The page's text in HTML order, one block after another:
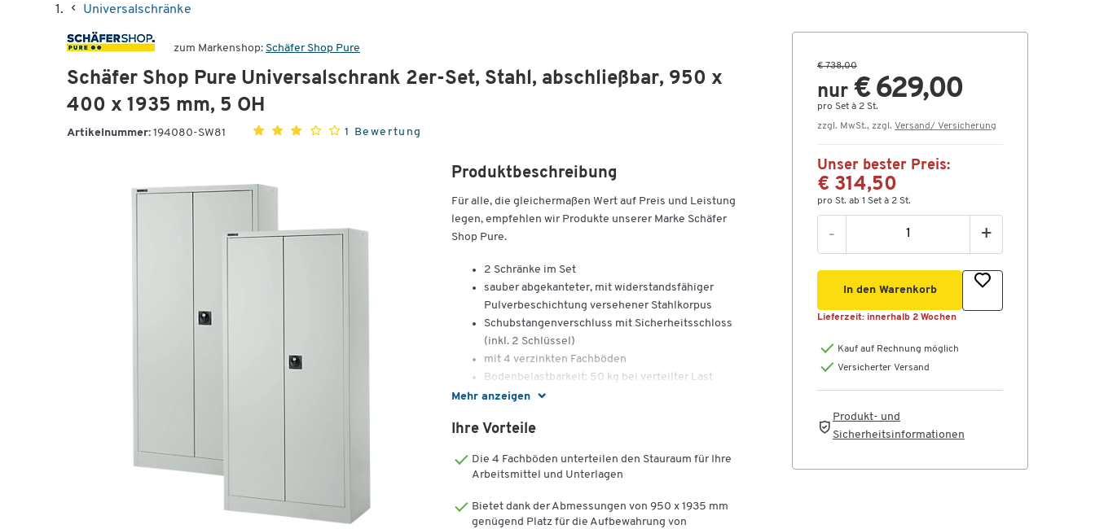
Universalschränke
zum Markenshop: Schäfer Shop Pure
Schäfer Shop Pure Universalschrank 2er-Set, Stahl, abschließbar, 950 x
400 x 1935 mm, 5 OH
Artikelnummer: 194080-SW81 1 Bewertung
Mehr anzeigen
Produktbeschreibung
Für alle, die gleichermaßen Wert auf Preis und Leistung
legen, empfehlen wir Produkte unserer Marke Schäfer
Shop Pure.
2 Schränke im Set
sauber abgekanteter, mit widerstandsfähiger
Pulverbeschichtung versehener Stahlkorpus
Schubstangenverschluss mit Sicherheitsschloss
(inkl. 2 Schlüssel)
mit 4 verzinkten Fachböden
Bodenbelastbarkeit: 50 kg bei verteilter Last
lichtgrau (RAL 7035)
30 Jahre Garantie auf 5.000 Artikel
Sie wollen bei Ihrer Arbeitsplatzausstattung an die
Ihre Vorteile
Die 4 Fachböden unterteilen den Stauraum für Ihre
Arbeitsmittel und Unterlagen
Bietet dank der Abmessungen von 950 x 1935 mm
genügend Platz für die Aufbewahrung von
€ 738,00
nur € 629,00
pro Set à 2 St.
zzgl. MwSt., zzgl. Versand/ Versicherung
Unser bester Preis:
€ 314,50
pro St. ab 1 Set à 2 St.
- +
In den Warenkorb
Lieferzeit: innerhalb 2 Wochen
Kauf auf Rechnung möglich
Versicherter Versand
Produkt- und
Sicherheitsinformationen